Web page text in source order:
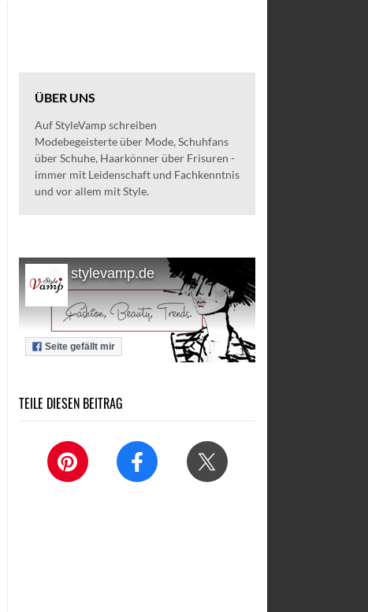
ÜBER UNS
Auf StyleVamp schreiben
Modebegeisterte über Mode, Schuhfans
über Schuhe, Haarkönner über Frisuren -
immer mit Leidenschaft und Fachkenntnis
und vor allem mit Style.
stylevamp.de
Seite gefällt mir
TEILE DIESEN BEITRAG